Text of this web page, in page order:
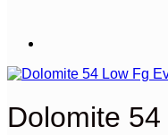
Dolomite